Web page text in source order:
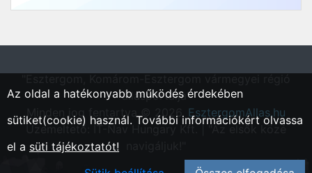
állásportálja"
Minden jog fentartva © 2026. EsztergomAllas.hu
Üzemeltető: IT-Nav Hungary Kft. | "Az elsők közé
Az oldal a hatékonyabb működés érdekében
sütiket(cookie) használ. További információkért olvassa
el a süti tájékoztatót!